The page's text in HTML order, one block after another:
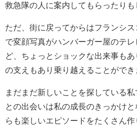
救急隊の人に案内してもらったりも
ただ、街に戻ってからはフランシ
で変顔写真がハンバーガー屋のテ
ど、ちょっとショックな出来事も
の支えもあり乗り越えることができ
まだまだ新しいことを探している
との出会いは私の成長のきっかけ
らも楽しいエピソードをたくさん